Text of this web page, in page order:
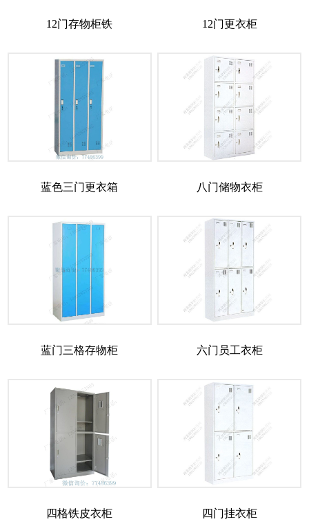
12门存物柜铁 12门更衣柜
蓝色三门更衣箱 八门储物衣柜
蓝门三格存物柜 六门员工衣柜
四格铁皮衣柜 四门挂衣柜